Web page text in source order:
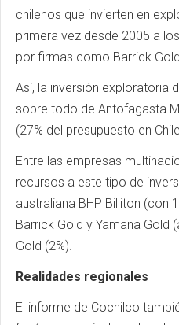
chilenos que invierten en
primera vez desde 2005 a
por firmas como Barrick
Así, la inversión exploratoria
sobre todo de Antofagasta
(27% del presupuesto en
Entre las empresas
recursos a este tipo de
australiana BHP Billiton (con
Barrick Gold y Yamana Gold
Gold (2%).
Realidades regionales
El informe de Cochilco